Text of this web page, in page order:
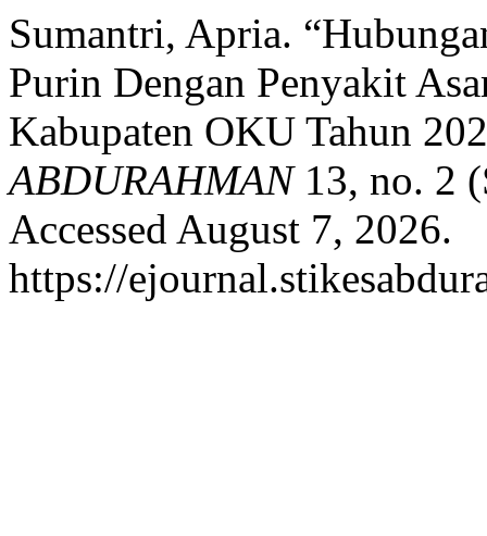
Sumantri, Apria.
Purin Dengan Penyakit
Kabupaten OKU Tahun
ABDURAHMAN13, no. 2
Accessed August 7, 2026.
https://